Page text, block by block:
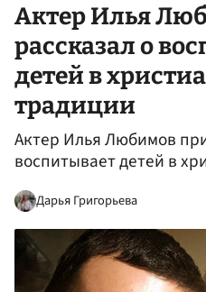
Актер Илья
рассказал о
детей в
традиции
Актер Илья Любимов
воспитывает детей в
Дарья Григорьева